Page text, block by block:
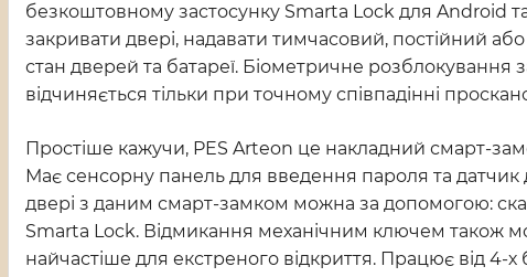
безкоштовному застосунку Smarta Lock для Android
закривати двері, надавати тимчасовий, постійний
стан дверей та батареї. Біометричне розблокування
відчиняється тільки при точному співпадінні
Простіше кажучи, PES Arteon це накладний смарт-
Має сенсорну панель для введення пароля та датчик
двері з даним смарт-замком можна за допомогою:
Smarta Lock. Відмикання механічним ключем також
найчастіше для екстреного відкриття. Працює від 4-